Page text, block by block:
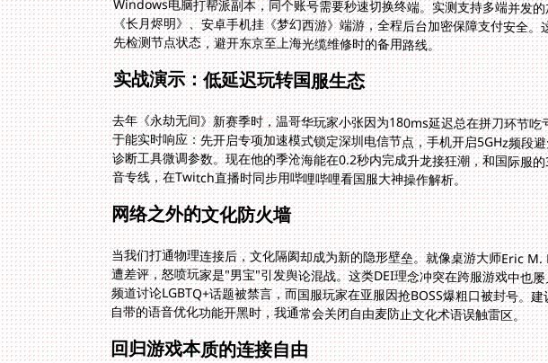
先检测节点状态，避开东京至上海光缆维修时的备用路线。
实战演示：低延迟玩转国服生态
去年《永劫无间》新赛季时，温哥华玩家小张因为180ms延迟总在拼刀环节
于能实时响应：先开启专项加速模式锁定深圳电信节点，手机开启5GHz频段
诊断工具微调参数。现在他的季沧海能在0.2秒内完成升龙接狂潮，和国际
音专线，在Twitch直播时同步用哔哩哔哩看国服大神操作解析。
网络之外的文化防火墙
当我们打通物理连接后，文化隔阂却成为新的隐形壁垒。就像桌游大师Eric
遭差评，怒喷玩家是"男宝"引发舆论混战。这类DEI理念冲突在跨服游戏中也
频道讨论LGBTQ+话题被禁言，而国服玩家在亚服因抢BOSS爆粗口被封号。
自带的语音优化功能开黑时，我通常会关闭自由麦防止文化术语误触雷区。
回归游戏本质的连接自由